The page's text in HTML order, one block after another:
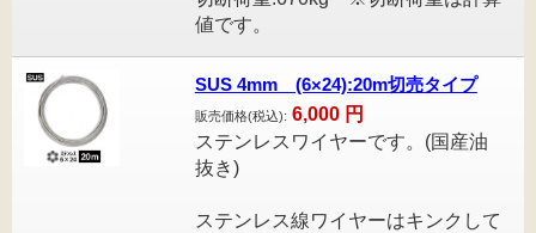
値です。
SUS 4mm (6×24):20m切売タイプ
販売価格(税込): 6,000 円
ステンレスワイヤーです。(国産油
抜き)
ステンレス線ワイヤーはキンクして